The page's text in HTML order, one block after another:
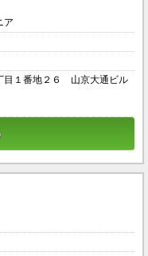
ア
目１番地２６ 山京大通ビル